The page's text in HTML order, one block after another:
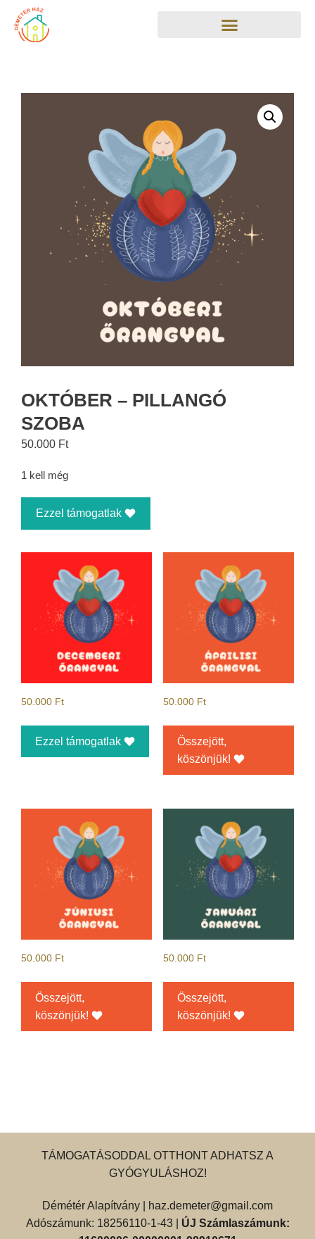
OKTÓBER – PILLANGÓ
SZOBA
50.000 Ft
1 kell még
Ezzel támogatlak
50.000 Ft
Ezzel támogatlak
50.000 Ft
Összejött,
köszönjük!
50.000 Ft
Összejött,
köszönjük!
50.000 Ft
Összejött,
köszönjük!
TÁMOGATÁSODDAL OTTHONT ADHATSZ A
GYÓGYULÁSHOZ!
Démétér Alapítvány |
haz.demeter@gmail.com
Adószámunk: 18256110-1-43 | ÚJ Számlaszámunk: